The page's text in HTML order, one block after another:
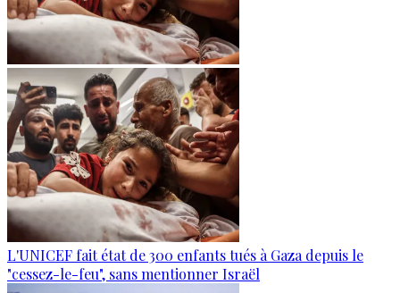
L'UNICEF fait état de 300 enfants tués à Gaza depuis le
"cessez-le-feu", sans mentionner Israël